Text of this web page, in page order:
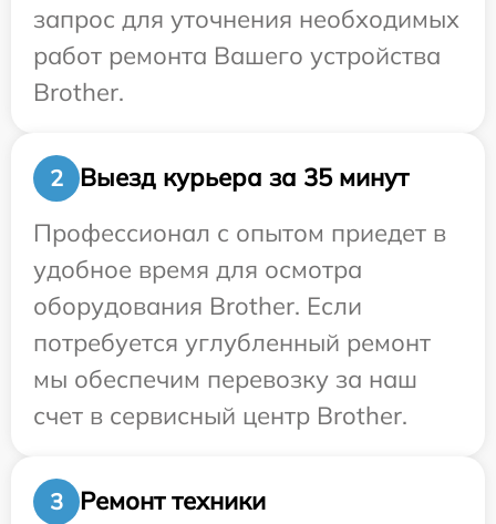
запрос для уточнения необходимых
работ ремонта Вашего устройства
Brother.
2
Выезд курьера за 35 минут
Профессионал с опытом приедет в
удобное время для осмотра
оборудования Brother. Если
потребуется углубленный ремонт
мы обеспечим перевозку за наш
счет в сервисный центр Brother.
3 Ремонт техники